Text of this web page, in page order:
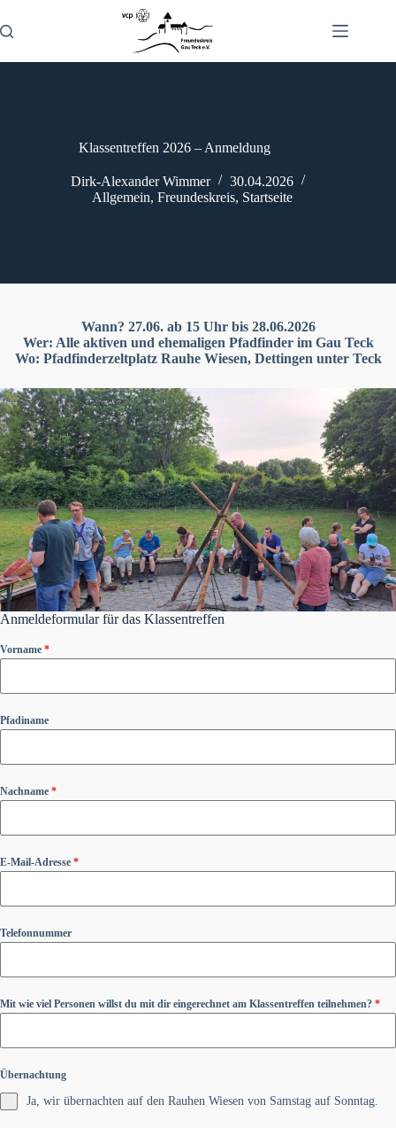
Inhalt
springen
Klassentreffen 2026 – Anmeldung
Dirk-Alexander Wimmer
30.04.2026
Allgemein, Freundeskreis, Startseite
Wann? 27.06. ab 15 Uhr bis 28.06.2026
Wer: Alle aktiven und ehemaligen Pfadfinder im Gau Teck
Wo: Pfadfinderzeltplatz Rauhe Wiesen, Dettingen unter Teck
Anmeldeformular für das Klassentreffen
Vorname *
Pfadiname
Nachname *
E-Mail-Adresse *
Telefonnummer
Mit wie viel Personen willst du mit dir eingerechnet am Klassentreffen teilnehmen? *
Übernachtung
Ja, wir übernachten auf den Rauhen Wiesen von Samstag auf Sonntag.